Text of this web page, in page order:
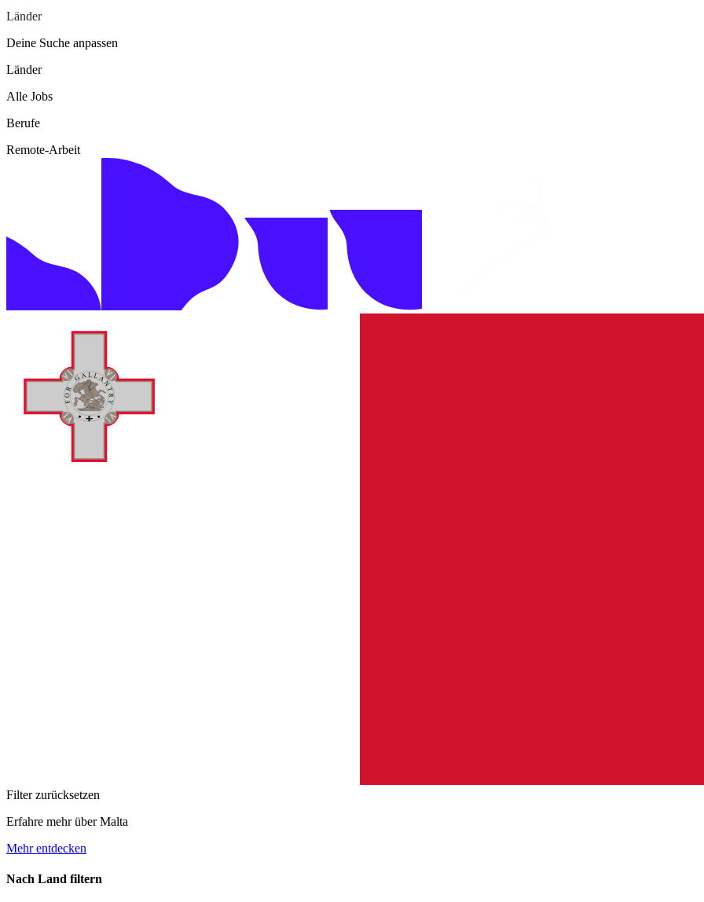
Länder
Deine Suche anpassen
Länder
Alle Jobs
Berufe
Remote-Arbeit
Filter zurücksetzen
Erfahre mehr über Malta
Mehr entdecken
Nach Land filtern